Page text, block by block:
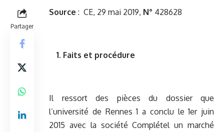
Partager
Source : CE, 29 mai 2019, N° 428628
1. Faits et procédure
Il ressort des pièces du dossier que
l’université de Rennes 1 a conclu le 1er juin
2015 avec la société Complétel un marché